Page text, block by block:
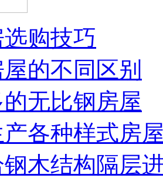
购技巧
的不同区别
无比钢房屋
各种样式房
木结构隔层